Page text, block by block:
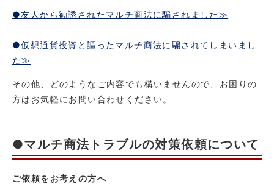
●友人から勧誘されたマルチ商法に騙されました≫
●仮想通貨投資と謳ったマルチ商法に騙されてしまいまし
た≫
その他、どのようなご内容でも構いませんので、お困りの
方はお気軽にお問い合わせください。
●マルチ商法トラブルの対策依頼について
ご依頼をお考えの方へ